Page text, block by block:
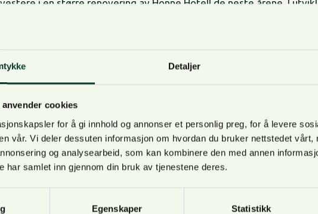
Detaljer
cookies
for å gi innhold og annonser et personlig preg, for å levere
vår. Vi deler dessuten informasjon om hvordan du bruker nettstedet vårt,
og analysearbeid, som kan kombinere den med annen
har samlet inn gjennom din bruk av tjenestene deres.
Egenskaper Statistikk
i en større renovering av Honne Hotell de neste årene. I
gjennom eierskapet i Haut Nordic AS. Før dette ble solgt drev
Hotel Strand, Gjøvik og Clarion Collection Hotel, Gjøvik.
gledens dag for Innlandet, Biri og reiselivet. Med Odin Gruppen AS
og solid eier på Honne, og det gleder reiselivet seg over,
for Visit Innlandet, Arne-Jørgen Skurdal.